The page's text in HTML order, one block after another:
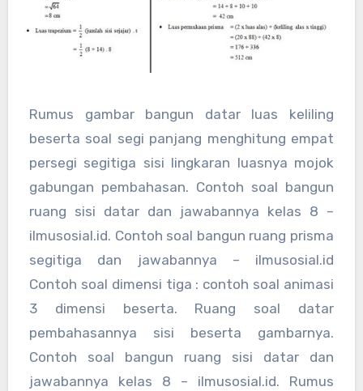
Rumus gambar bangun datar luas keliling
beserta soal segi panjang menghitung empat
persegi segitiga sisi lingkaran luasnya mojok
gabungan pembahasan. Contoh soal bangun
ruang sisi datar dan jawabannya kelas 8 –
ilmusosial.id. Contoh soal bangun ruang prisma
segitiga dan jawabannya – ilmusosial.id
Contoh soal dimensi tiga : contoh soal animasi
3 dimensi beserta. Ruang soal datar
pembahasannya sisi beserta gambarnya.
Contoh soal bangun ruang sisi datar dan
jawabannya kelas 8 – ilmusosial.id. Rumus